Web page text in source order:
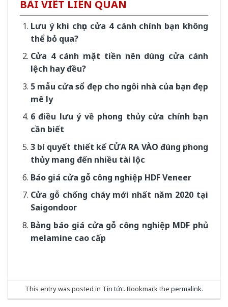
BÀI VIẾT LIÊN QUAN
Lưu ý khi chọn cửa 4 cánh chính bạn không
thể bỏ qua?
Cửa 4 cánh mặt tiền nên dùng cửa cánh
lệch hay đều?
5 mẫu cửa sổ đẹp cho ngôi nhà của bạn đẹp
mê ly
6 điều lưu ý về phong thủy cửa chính bạn
cần biết
3 bí quyết thiết kế CỬA RA VÀO đúng phong
thủy mang đến nhiều tài lộc
Báo giá cửa gỗ công nghiệp HDF Veneer
Cửa gỗ chống cháy mới nhất năm 2020 tại
Saigondoor
Bảng báo giá cửa gỗ công nghiệp MDF phủ
melamine cao cấp
This entry was posted in Tin tức. Bookmark the permalink.